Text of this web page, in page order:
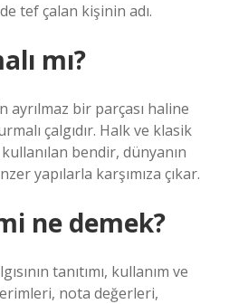
tef çalan kişinin adı.
mı?
ayrılmaz bir parçası haline
çalgıdır. Halk ve klasik
bendir, dünyanın
yapılarla karşımıza çıkar.
ne demek?
tanıtımı, kullanım ve
nota değerleri,